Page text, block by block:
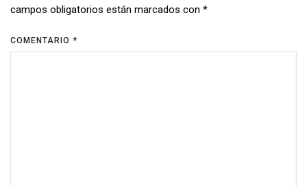
campos obligatorios están marcados con *
COMENTARIO *